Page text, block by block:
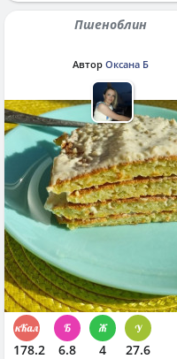
Пшеноблин
Автор Оксана Б
178.2 6.8 4 27.6